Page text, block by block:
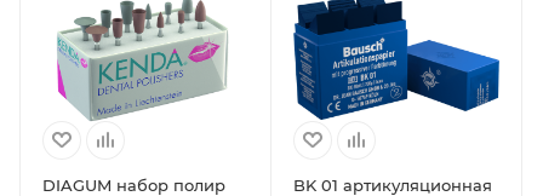
DIAGUM набор полир
BK 01 артикуляционная